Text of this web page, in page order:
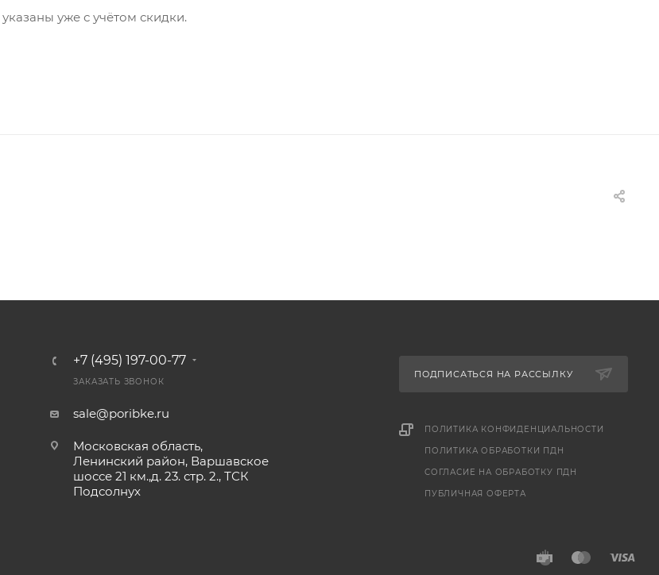
уже с учётом скидки.
+7 (495) 197-00-77
ЗАКАЗАТЬ ЗВОНОК
sale@poribke.ru
Московская область,
Ленинский район, Варшавское
шоссе 21 км.,д. 23. стр. 2., ТСК
Подсолнух
ПОДПИСАТЬСЯ НА РАССЫЛКУ
ПОЛИТИКА КОНФИДЕНЦИАЛЬНОСТИ
ПОЛИТИКА ОБРАБОТКИ ПДН
СОГЛАСИЕ НА ОБРАБОТКУ ПДН
ПУБЛИЧНАЯ ОФЕРТА